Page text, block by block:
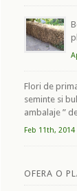
Flori de
seminte si
ambalaje ”
Feb 11th, 2014
OFERA O